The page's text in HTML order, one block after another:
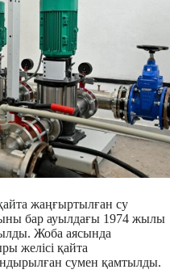
жаңғыртылған су
бар ауылдағы 1974 жылы
Жоба аясында
желісі қайта
сумен қамтылды.